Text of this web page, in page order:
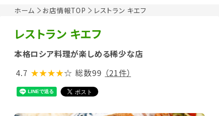
ホーム お店情報TOP レストラン キエフ
レストラン キエフ
本格ロシア料理が楽しめる稀少な店
4.7 ★★★★☆ 総数99 （21件）